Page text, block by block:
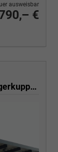
€
ausweisbar
PRIME 1,0 TSI 116 PS DSG -Anhängerkupplung- PDC vorne/hinten-Rückfahrkamera-AppleCarPlay/AndroidAuto-2 Zonen Klimaautomatik-USB C-ACC inkl. TravelAssist-IQ Light-Keyless Go-Sofort